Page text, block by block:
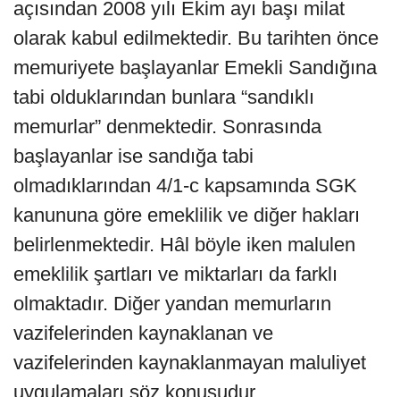
açısından 2008 yılı Ekim ayı başı milat
olarak kabul edilmektedir. Bu tarihten önce
memuriyete başlayanlar Emekli Sandığına
tabi olduklarından bunlara “sandıklı
memurlar” denmektedir. Sonrasında
başlayanlar ise sandığa tabi
olmadıklarından 4/1-c kapsamında SGK
kanununa göre emeklilik ve diğer hakları
belirlenmektedir. Hâl böyle iken malulen
emeklilik şartları ve miktarları da farklı
olmaktadır. Diğer yandan memurların
vazifelerinden kaynaklanan ve
vazifelerinden kaynaklanmayan maluliyet
uygulamaları söz konusudur.